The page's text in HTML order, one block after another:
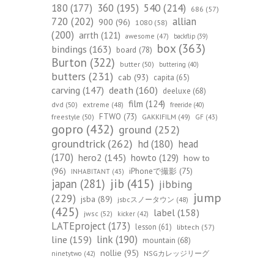
180 (177) 360 (195) 540 (214) 686 (57)
720 (202) 900 (96) 1080 (58) allian
(200) arrth (121) awesome (47) backflip (39)
bindings (163) board (78) box(363)
Burton (322) butter (50) buttering (40)
butters (231) cab (93) capita (65)
carving (147) death (160) deeluxe (68)
dvd (50) extreme (48) film (124) freeride (40)
freestyle (50) FTWO (73) GAKKIFILM (49) GF (43)
gopro (432) ground (252)
groundtrick(262) hd(180) head
(170) hero2 (145) howto (129) how to
(96)
INHABITANT (43) iPhoneで撮影 (75)
japan (281) jib (415) jibbing
(229) jsba (89) jsbcスノータウン (48)
jump
(425)
jwsc (52) kicker (42) label (158)
LATEproject(173) lesson (61) libtech (57)
line (159) link (190) mountain (68)
ninetytwo (42) nollie (95)
NSGカレッジリーグ